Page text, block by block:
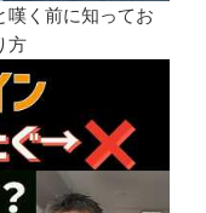
嘆く前に知ってお
方